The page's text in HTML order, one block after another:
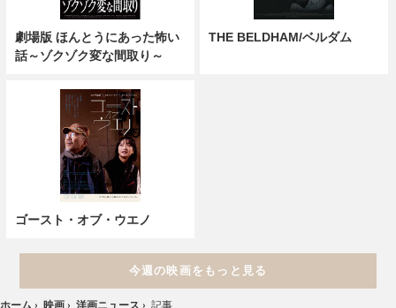
劇場版 ほんとうにあった怖い
話～ゾクゾク変な間取り～
THE BELDHAM/ベルダム
ゴースト・オブ・ウエノ
今週の映画をもっと見る
ホーム › 映画 › 洋画ニュース › 記事